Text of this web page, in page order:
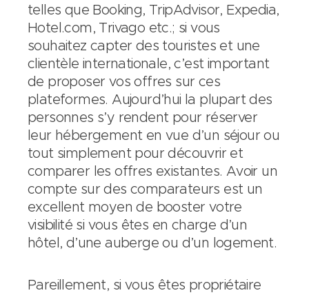
telles que Booking, TripAdvisor, Expedia,
Hotel.com, Trivago etc.; si vous
souhaitez capter des touristes et une
clientèle internationale, c’est important
de proposer vos offres sur ces
plateformes. Aujourd’hui la plupart des
personnes s’y rendent pour réserver
leur hébergement en vue d’un séjour ou
tout simplement pour découvrir et
comparer les offres existantes. Avoir un
compte sur des comparateurs est un
excellent moyen de booster votre
visibilité si vous êtes en charge d’un
hôtel, d’une auberge ou d’un logement.
Pareillement, si vous êtes propriétaire